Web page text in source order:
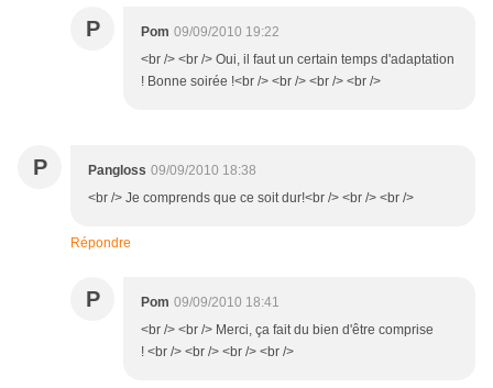
P Pom 09/09/2010 19:22
<br /> <br /> Oui, il faut un certain temps d'adaptation
! Bonne soirée !<br /> <br /> <br /> <br />
P Pangloss 09/09/2010 18:38
<br /> Je comprends que ce soit dur!<br /> <br /> <br />
Répondre
P Pom 09/09/2010 18:41
<br /> <br /> Merci, ça fait du bien d'être comprise
! <br /> <br /> <br /> <br />